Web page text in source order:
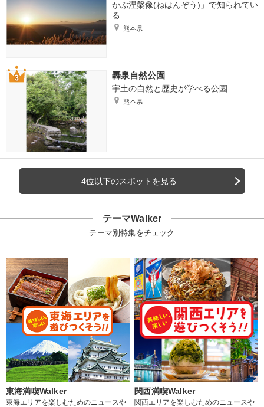
かぶ涅槃像(ねはんぞう)」で知られてい
る
熊本県
轟泉自然公園
宇土の自然と歴史が学べる公園
熊本県
4位以下のスポットを見る
テーマWalker
テーマ別特集をチェック
東海満喫Walker
東海エリアを楽しむためのニュースや
関西満喫Walker
関西エリアを楽しむためのニュースや